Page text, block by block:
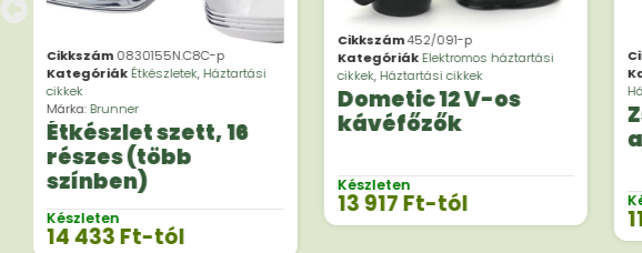
Cikkszám0830155N.C8C-p
KategóriákÉtkészletek,Háztartási
cikkek
Márka:Brunner
Étkészlet szett, 16
részes (több
színben)
Készleten
14 433Ft-tól
Cikkszám452/091-p
Kategóriák Elektromos háztartási
cikkek,Háztartási cikkek
Dometic 12 V-os
kávéfőzők
Készleten
13 917Ft-tól